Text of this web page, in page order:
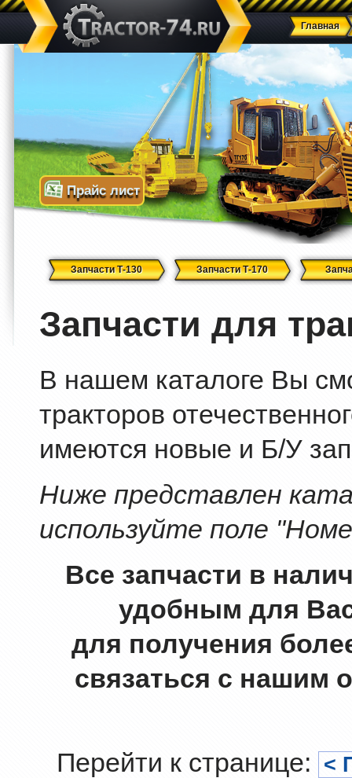
Главная
Запчасти Т-130 Запчасти Т-170
Прайс лист
Запчасти для
В нашем каталоге Вы
тракторов
имеются новые и Б/У
Ниже представлен
используйте поле
Все запчасти в
удобным для
для получения
связаться с нашим
Перейти к странице: <